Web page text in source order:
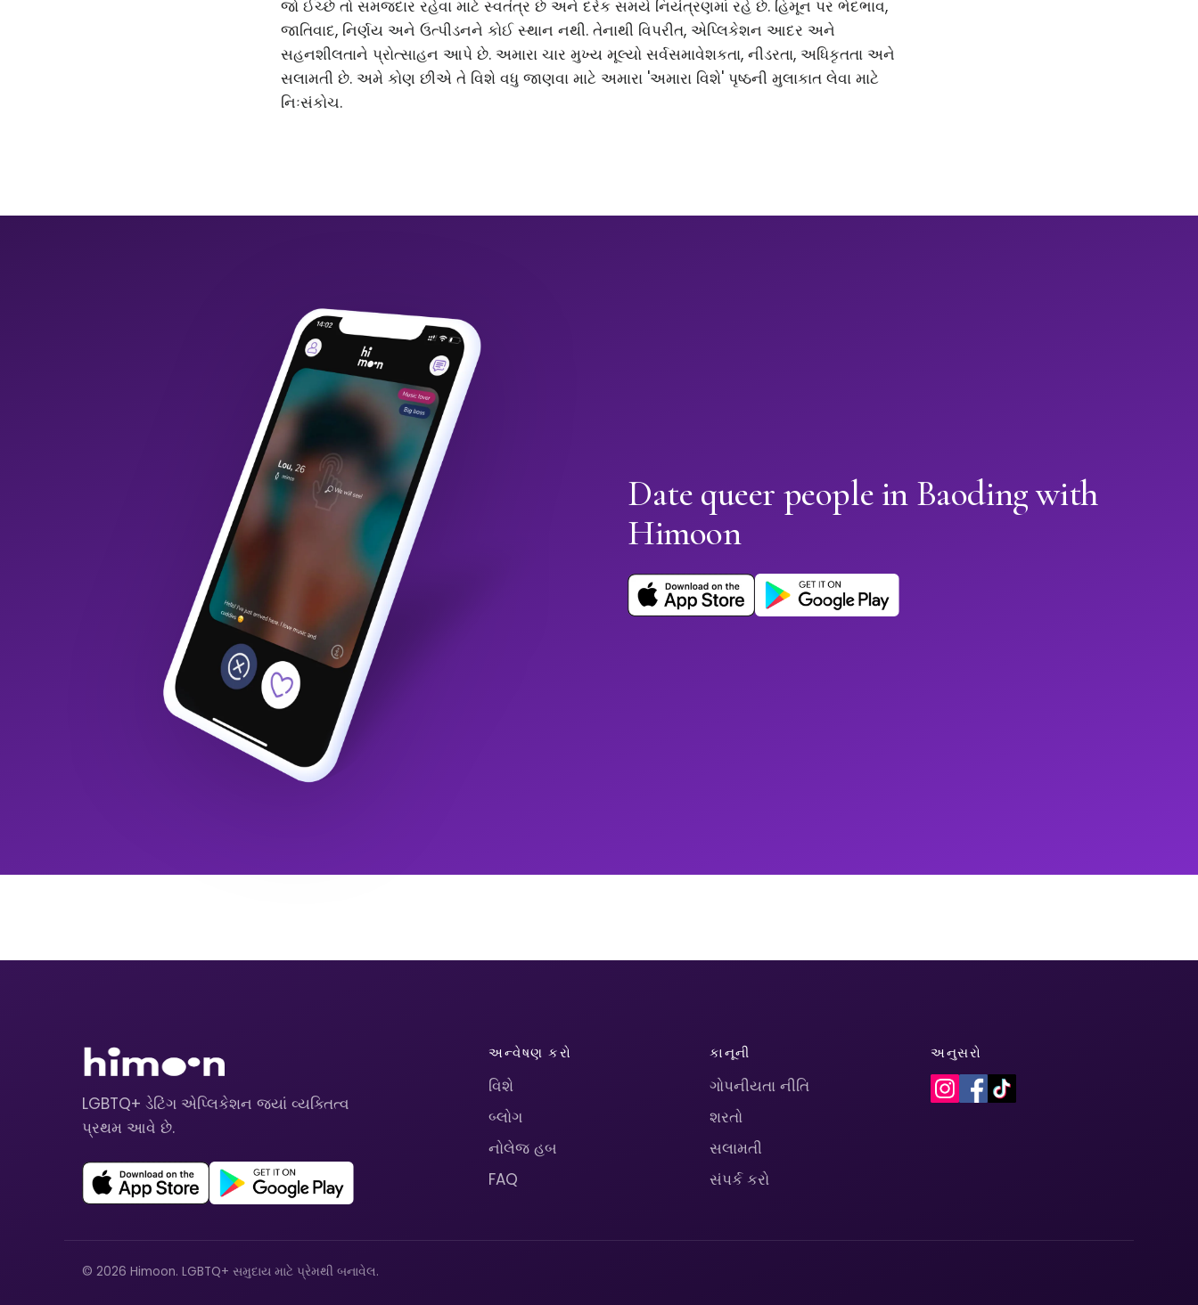
જો ઈચ્છે તો સમજદાર રહેવા માટે સ્વતંત્ર છે અને દરેક સમયે નિયંત્રણમાં રહે છે. હિમૂન પર ભેદભાવ,
જાતિવાદ, નિર્ણય અને ઉત્પીડનને કોઈ સ્થાન નથી. તેનાથી વિપરીત, એપ્લિકેશન આદર અને
સહનશીલતાને પ્રોત્સાહન આપે છે. અમારા ચાર મુખ્ય મૂલ્યો સર્વસમાવેશકતા, નીડરતા, અધિકૃતતા અને
સલામતી છે. અમે કોણ છીએ તે વિશે વધુ જાણવા માટે અમારા 'અમારા વિશે' પૃષ્ઠની મુલાકાત લેવા માટે
નિઃસંકોચ.
Date queer people in Baoding with
Himoon
LGBTQ+ ડેટિંગ એપ્લિકેશન જ્યાં વ્યક્તિત્વ
પ્રથમ આવે છે.
અન્વેષણ કરો
વિશે
બ્લોગ
નોલેજ હબ
FAQ
કાનૂની
ગોપનીયતા નીતિ
શરતો
સલામતી
સંપર્ક કરો
અનુસરો
© 2026 Himoon. LGBTQ+ સમુદાય માટે પ્રેમથી બનાવેલ.